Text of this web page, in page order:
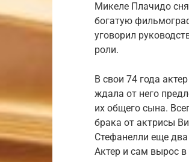
Микеле Плачидо
богатую
уговорил
роли.
В свои 74 года
ждала от него
их общего сына.
брака от актрисы
Стефанелли еще
Актер и сам вырос